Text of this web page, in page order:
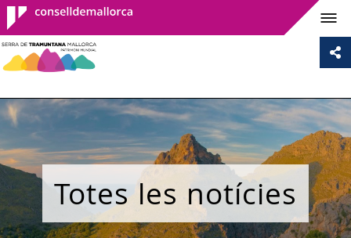
Consell de
Mallorca
Totes les notícies